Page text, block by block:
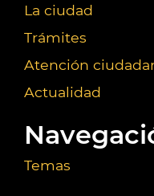
La ciudad
Trámites
Atención
Actualidad
Temas